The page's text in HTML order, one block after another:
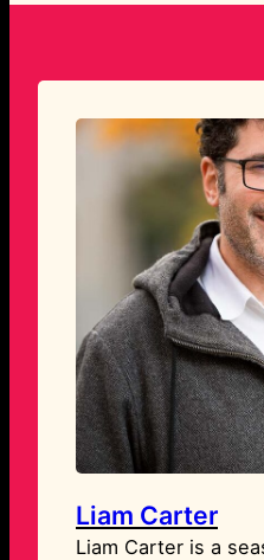
Liam Carter
Liam Carter is a